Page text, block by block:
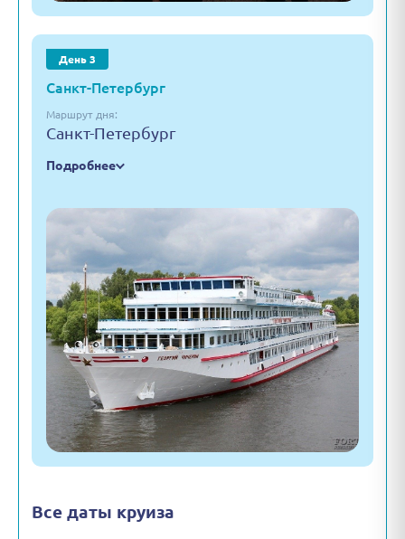
День 3
Санкт-Петербург
Маршрут дня:
Санкт-Петербург
Подробнее
Все даты круиза